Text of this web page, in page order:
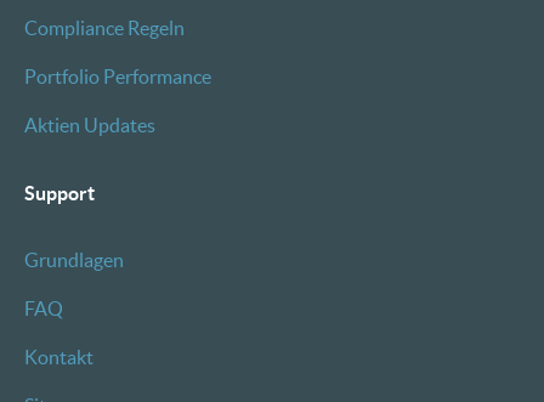
Compliance Regeln
Portfolio Performance
Aktien Updates
Support
Grundlagen
FAQ
Kontakt